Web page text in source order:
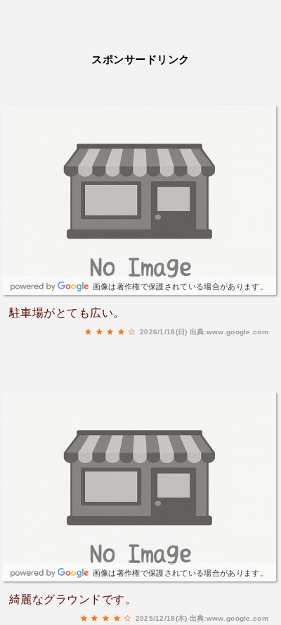
スポンサードリンク
画像は著作権で保護されている場合があります。
駐車場がとても広い。
2026/1/18(日) 出典:www.google.com
画像は著作権で保護されている場合があります。
綺麗なグラウンドです。
2025/12/18(木) 出典:www.google.com